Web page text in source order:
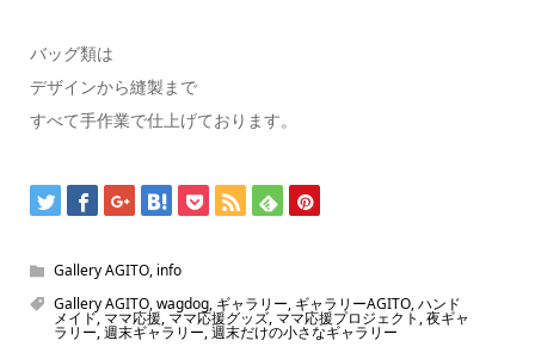
バッグ類は
デザインから縫製まで
すべて手作業で仕上げております。
Gallery AGITO, info
Gallery AGITO,wagdog, ギャラリー, ギャラリーAGITO,ハンド
メイド, ママ応援, ママ応援グッズ, ママ応援プロジェクト,夜ギャ
ラリー,週末ギャラリー,週末だけの小さなギャラリー